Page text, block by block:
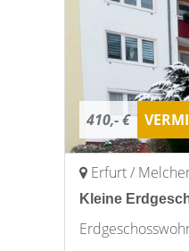
410,- €
Erfurt /
Kleine